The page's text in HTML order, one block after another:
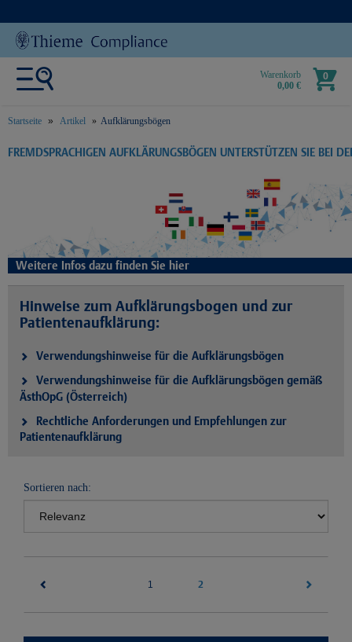
Warenkorb
0,00 €
0
Startseite Artikel Aufklärungsbögen
text.skipToContent
text.skipToNavigation
FREMDSPRACHIGEN AUFKLÄRUNGSBÖGEN UNTERSTÜTZEN SIE BEI
Weitere Infos dazu finden Sie hier
Hinweise zum Aufklärungsbogen und zur
Patientenaufklärung:
Verwendungshinweise für die Aufklärungsbögen
Verwendungshinweise für die Aufklärungsbögen gemäß
ÄsthOpG (Österreich)
Rechtliche Anforderungen und Empfehlungen zur
Patientenaufklärung
Sortieren nach:
1 2